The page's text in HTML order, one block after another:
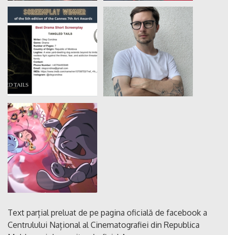
Text parțial preluat de pe pagina oficială de facebook a
Centrulului Național al Cinematografiei din Republica